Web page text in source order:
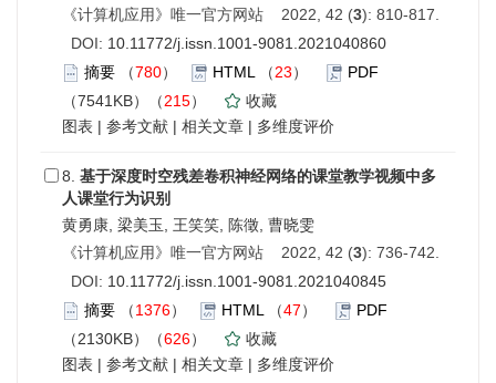
《计算机应用》唯一官方网站 2022, 42 (3): 810-817.
DOI: 10.11772/j.issn.1001-9081.2021040860
摘要 （780） HTML （23）
PDF
（7541KB）（215）
收藏
图表 | 参考文献 | 相关文章 | 多维度评价
8. 基于深度时空残差卷积神经网络的课堂教学视频中多
人课堂行为识别
黄勇康, 梁美玉, 王笑笑, 陈徵, 曹晓雯
《计算机应用》唯一官方网站 2022, 42 (3): 736-742.
DOI: 10.11772/j.issn.1001-9081.2021040845
摘要 （1376） HTML （47）
PDF
（2130KB）（626）
收藏
图表 | 参考文献 | 相关文章 | 多维度评价